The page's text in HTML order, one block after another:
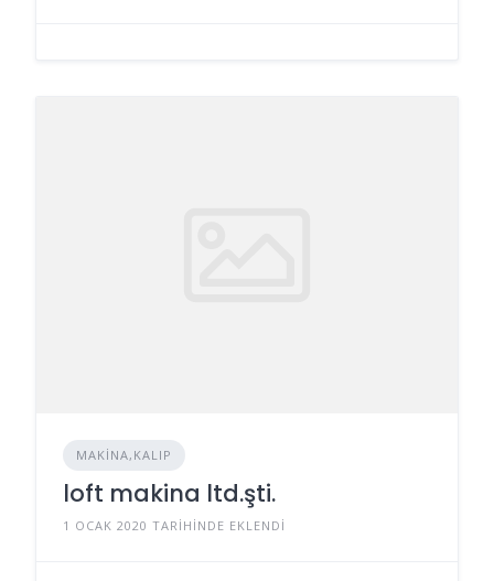
MAKINA,KALIP
loft makina ltd.şti.
1 OCAK 2020 TARIHINDE EKLENDI